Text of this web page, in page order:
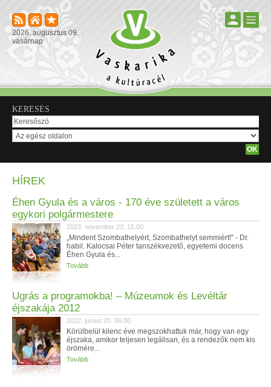
2026. augusztus 09.
vasárnap
KERESÉS
HÍREK
Éhen Gyula és a város - 170 éve született a város
egykori polgármestere
2023. november 23. 15:00
„Mindent Szombathelyért, Szombathelyt semmiért!" - Dr.
habil. Kalocsai Péter tanszékvezető, egyetemi docens
Éhen Gyula és...
Tovább
Ugrás a programokba! – Múzeumok és Levéltár
éjszakája 2012
2012. június 20. 06:30
Körülbelül kilenc éve megszokhattuk már, hogy van egy
éjszaka, amikor teljesen legálisan, és a rendezők nem kis
örömére...
Tovább